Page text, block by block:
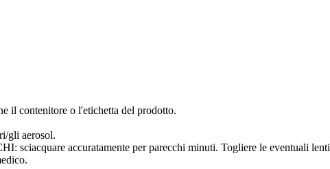
il contenitore o l'etichetta del prodotto.
gli aerosol.
accuratamente per parecchi minuti. Togliere le eventuali lenti